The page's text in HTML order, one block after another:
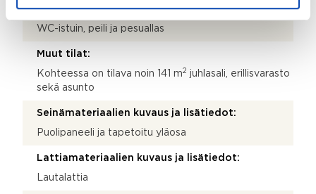
Varustus:
WC-istuin, peili ja pesuallas
Muut tilat:
Kohteessa on tilava noin 141 m2 juhlasali, erillisvarasto
sekä asunto
Seinämateriaalien kuvaus ja lisätiedot:
Puolipaneeli ja tapetoitu yläosa
Lattiamateriaalien kuvaus ja lisätiedot:
Lautalattia